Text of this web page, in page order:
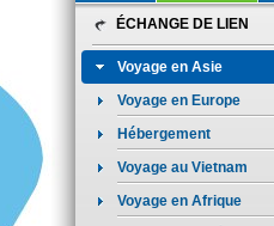
ÉCHANGE DE LIEN
Voyage en Asie
Voyage en Europe
Hébergement
Voyage au Vietnam
Voyage en Afrique